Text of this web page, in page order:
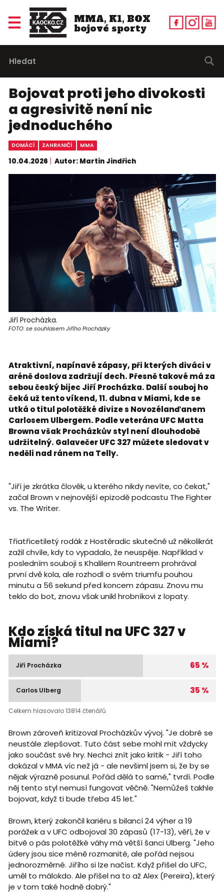
MMA, K1, BOX
bojové sporty
Bojovat proti jeho divokosti
a agresivitě není nic
jednoduchého
DOMÁCÍ ZAHRANIČÍ MMA
10.04.2026 Autor: Martin Jindřich
Jiří Procházka.
FOTO: se souhlasem Jiřího Procházky
Atraktivní, napínavé zápasy, při kterých diváci v
aréně doslova zadržují dech. Přesně takové má za
sebou český bijec Jiří Procházka. Další souboj ho
čeká už tento víkend, 11. dubna v Miami, kde se
utká o titul polotěžké divize s Novozélanďanem
Carlosem Ulbergem. Podle veterána UFC Matta
Browna však Procházkův styl není dlouhodobě
udržitelný. Galavečer UFC 327 můžete sledovat v
neděli nad ránem na Telly.
"Jiří je zkrátka člověk, u kterého nikdy nevíte, co čekat,"
začal Brown v nejnovější epizodě podcastu The Fighter
vs. The Writer.
Třiatřicetiletý rodák z Hostěradic skutečně už několikrát
zažil chvíle, kdy to vypadalo, že neuspěje. Například v
posledním souboji s Khalilem Rountreem prohrával
první dvě kola, ale rozhodl o svém triumfu pouhou
minutu a 56 sekund před koncem zápasu. Znovu mu
teklo do bot, znovu však unikl hrobníkovi z lopaty.
Kdo získá titul na UFC 327 v
Miami?
Jiří Procházka 65 %
Carlos Ulberg 35 %
Celkem hlasovalo 13814 čtenářů
Brown zároveň kritizoval Procházkův vývoj. "Je dobré se
neustále zlepšovat. Tuto část sebe mohl mít vždycky
jako součást své hry. Nechci znít jako kritik - Jiří toho
dokázal v MMA víc než já - ale nevšiml jsem si, že by se
nějak výrazně posunul. Pořád dělá to samé," tvrdí. Podle
něj tento styl nemusí fungovat věčně. "Nemůžeš takhle
bojovat, když ti bude třeba 45 let."
Brown, který zakončil kariéru s bilancí 24 výher a 19
porážek a v UFC odbojoval 30 zápasů (17-13), věří, že v
bitvě o pás polotěžké váhy má větší šanci Ulberg. "Jeho
údery jsou sice méně rozmanité, ale pořád nejsou
jednorozměrné. Jiřího si lze načíst. Když přišel do UFC,
uměl to málokdo. Ale přišel na to až Alex (Pereira), který
je v tom také hodně dobrý."